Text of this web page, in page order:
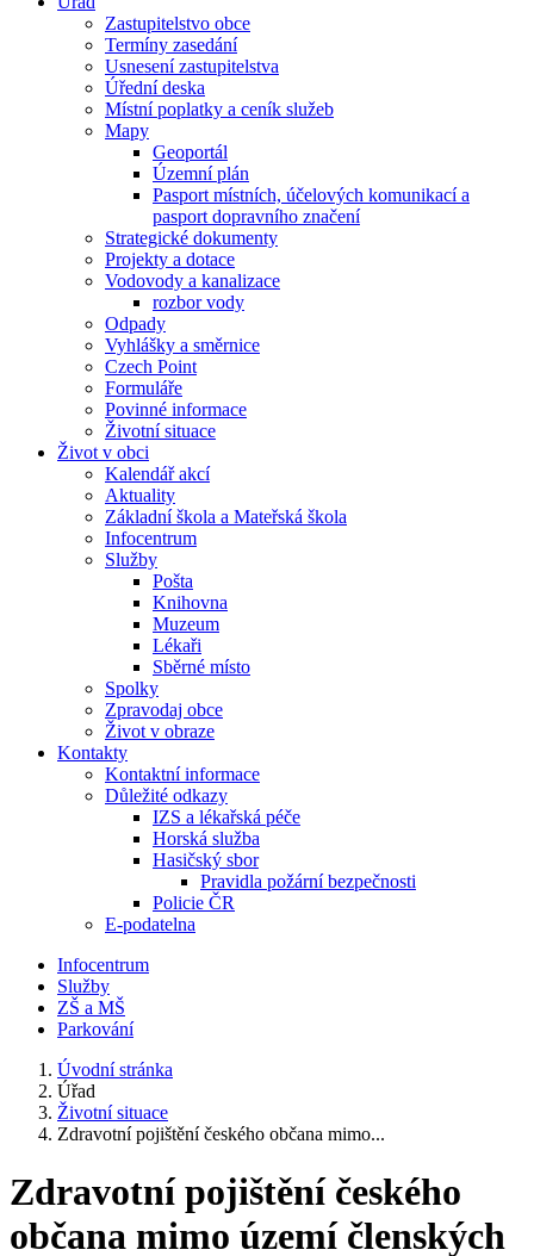
Zastupitelstvo obce
Termíny zasedání
Usnesení zastupitelstva
Úřední deska
Místní poplatky a ceník služeb
Mapy
Geoportál
Územní plán
Pasport místních, účelových komunikací a
pasport dopravního značení
Strategické dokumenty
Projekty a dotace
Vodovody a kanalizace
rozbor vody
Odpady
Vyhlášky a směrnice
Czech Point
Formuláře
Povinné informace
Životní situace
Život v obci
Kalendář akcí
Aktuality
Základní škola a Mateřská škola
Infocentrum
Služby
Pošta
Knihovna
Muzeum
Lékaři
Sběrné místo
Spolky
Zpravodaj obce
Život v obraze
Kontakty
Kontaktní informace
Důležité odkazy
IZS a lékařská péče
Horská služba
Hasičský sbor
Pravidla požární bezpečnosti
Policie ČR
E-podatelna
Infocentrum
Služby
ZŠ a MŠ
Parkování
Úvodní stránka
Úřad
Životní situace
Zdravotní pojištění českého občana mimo...
Zdravotní pojištění českého
občana mimo území členských